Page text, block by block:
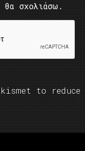
σχολιάσω.
to reduce